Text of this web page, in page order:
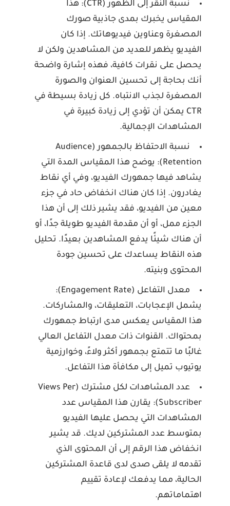
نسبة النقر إلى الظهور (CTR):
هذا
المقياس يخبرك بمدى جاذبية صورك
المصغرة وعناوين فيديوهاتك. إذا كان
الفيديو يظهر للعديد من المشاهدين ولكن لا
يحصل على نقرات كافية، فهذه إشارة واضحة
أنك بحاجة إلى تحسين العنوان والصورة
المصغرة لجذب الانتباه. كل زيادة بسيطة في
CTR يمكن أن تؤدي إلى زيادة كبيرة في
المشاهدات الإجمالية.
نسبة الاحتفاظ بالجمهور (Audience
Retention):
يوضح هذا المقياس المدة التي
يشاهد فيها جمهورك الفيديو، وفي أي نقاط
يغادرون. إذا كان هناك انخفاض حاد في جزء
معين من الفيديو، فقد يشير ذلك إلى أن هذا
الجزء ممل، أو أن مقدمة الفيديو طويلة جدًا، أو
أن هناك شيئًا يدفع المشاهدين بعيدًا. تحليل
هذه النقاط يساعدك على تحسين جودة
المحتوى وبنيته.
معدل التفاعل (Engagement Rate):
يشمل الإعجابات، التعليقات، والمشاركات.
هذا المقياس يعكس مدى ارتباط جمهورك
بمحتواك. القنوات ذات معدل التفاعل العالي
غالبًا ما تتمتع بجمهور أكثر ولاءً، وخوارزمية
يوتيوب تميل إلى مكافأة هذا التفاعل.
عدد المشاهدات لكل مشترك (Views Per
Subscriber):
يقارن هذا المقياس عدد
المشاهدات التي يحصل عليها الفيديو
بمتوسط عدد المشتركين لديك. قد يشير
انخفاض هذا الرقم إلى أن المحتوى الذي
تقدمه لا يلقى صدى لدى قاعدة المشتركين
الحالية، مما يدفعك لإعادة تقييم
اهتماماتهم.